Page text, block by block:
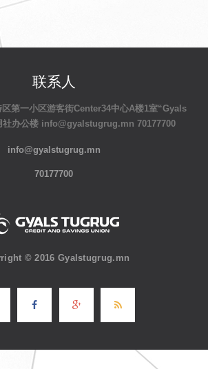
联系人
第一小区游客街Center34中心A楼1室“Gyals
社办公楼 info@gyalstugrug.mn 70177700
info@gyalstugrug.mn
70177700
© 2016 Gyalstugrug.mn